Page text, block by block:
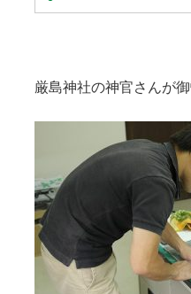
厳島神社の神官さんが